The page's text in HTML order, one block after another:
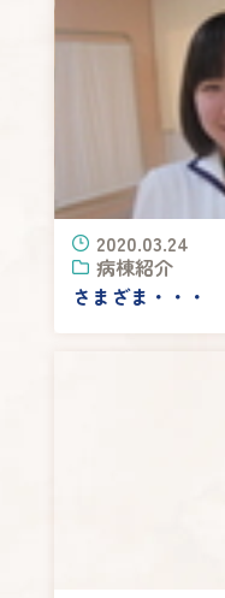
2020.03.24
病棟紹介
さまざま・・・